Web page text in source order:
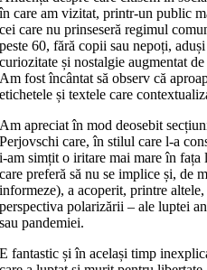
în care am vizitat, printr-un public
cei care nu prinseseră regimul
peste 60, fără copii sau nepoți,
curiozitate și nostalgie augmentat
Am fost încântat să observ că
etichetele și textele care
Am apreciat în mod deosebit
Perjovschi care, în stilul care l-a
i-am simțit o iritare mai mare în
care preferă să nu se implice și, de
informeze), a acoperit, printre
perspectiva polarizării – ale luptei
sau pandemiei.
E fantastic și în același timp